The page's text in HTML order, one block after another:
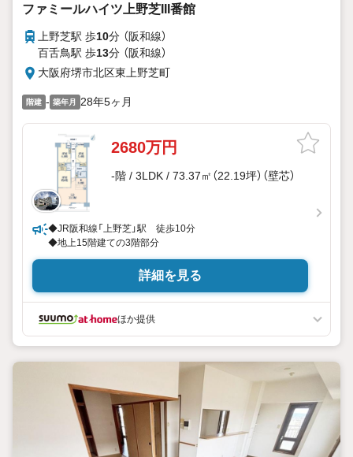
ファミールハイツ上野芝III番館
上野芝駅 歩10分 （阪和線）
百舌鳥駅 歩13分 （阪和線）
大阪府堺市北区東上野芝町
階建 - 築年月 28年5ヶ月
2680万円
-階 / 3LDK / 73.37㎡（22.19坪）（壁芯）
◆JR阪和線「上野芝」駅 徒歩10分
◆地上15階建ての3階部分
詳細を見る
ほか提供